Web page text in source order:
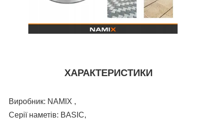
ХАРАКТЕРИСТИКИ
Виробник: NAMIX ,
Серії наметів: BASIC,